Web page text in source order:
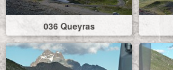
036 Queyras